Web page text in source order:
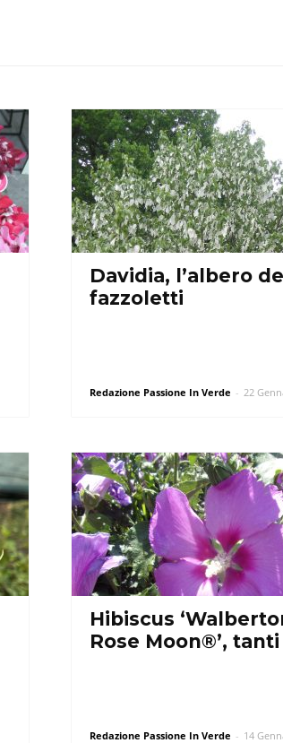
Davidia, l’albero
fazzoletti
Redazione Passione In Verde - 22
Hibiscus
Rose Moon®’,
Redazione Passione In Verde - 14